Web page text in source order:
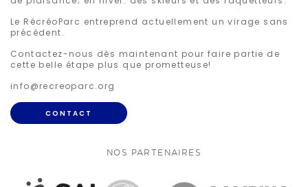
Le RécréoParc entreprend actuellement un virage sans
précédent.
Contactez-nous dès maintenant pour faire partie de
cette belle étape plus que prometteuse!
info@recreoparc.org
CONTACT
NOS PARTENAIRES